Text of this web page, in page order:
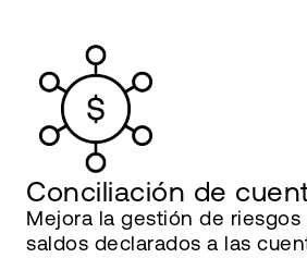
Conciliación de
Mejora la gestión de
saldos declarados a las